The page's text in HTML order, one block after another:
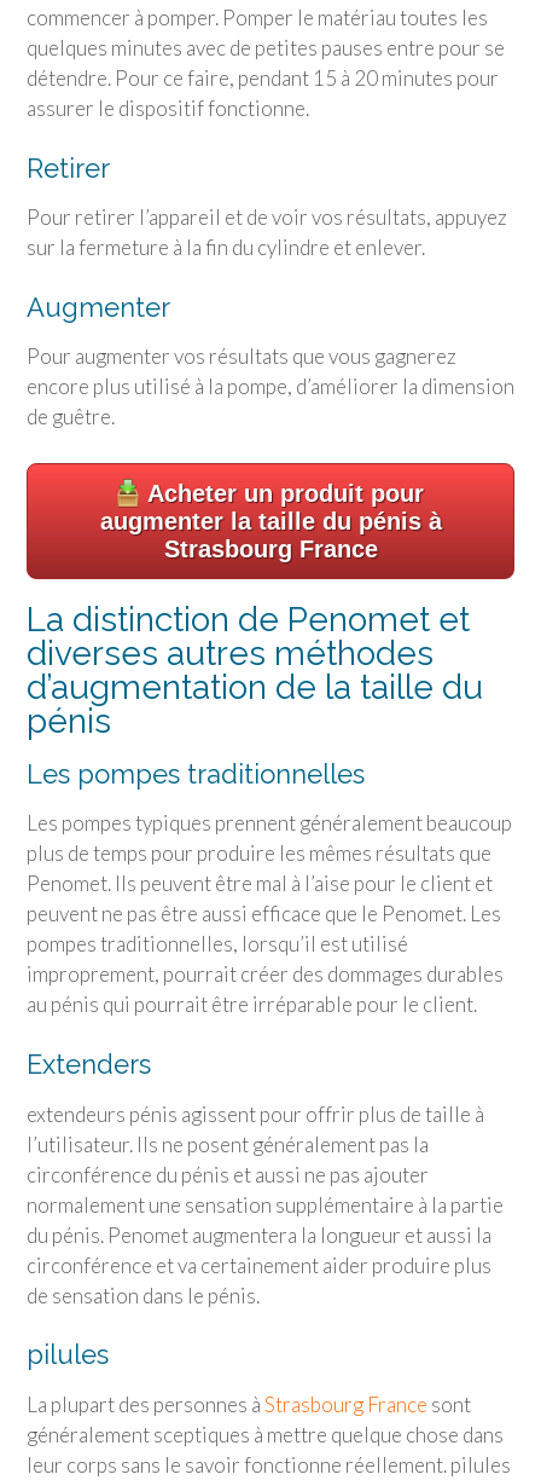
commencer à pomper. Pomper le matériau toutes les
quelques minutes avec de petites pauses entre pour se
détendre. Pour ce faire, pendant 15 à 20 minutes pour
assurer le dispositif fonctionne.
Retirer
Pour retirer l’appareil et de voir vos résultats, appuyez
sur la fermeture à la fin du cylindre et enlever.
Augmenter
Pour augmenter vos résultats que vous gagnerez
encore plus utilisé à la pompe, d’améliorer la dimension
de guêtre.
Acheter un produit pour
augmenter la taille du pénis à
Strasbourg France
La distinction de Penomet et
diverses autres méthodes
d’augmentation de la taille du
pénis
Les pompes traditionnelles
Les pompes typiques prennent généralement beaucoup
plus de temps pour produire les mêmes résultats que
Penomet. Ils peuvent être mal à l’aise pour le client et
peuvent ne pas être aussi efficace que le Penomet. Les
pompes traditionnelles, lorsqu’il est utilisé
improprement, pourrait créer des dommages durables
au pénis qui pourrait être irréparable pour le client.
Extenders
extendeurs pénis agissent pour offrir plus de taille à
l’utilisateur. Ils ne posent généralement pas la
circonférence du pénis et aussi ne pas ajouter
normalement une sensation supplémentaire à la partie
du pénis. Penomet augmentera la longueur et aussi la
circonférence et va certainement aider produire plus
de sensation dans le pénis.
pilules
La plupart des personnes àStrasbourg France sont
généralement sceptiques à mettre quelque chose dans
leur corps sans le savoir fonctionne réellement. pilules